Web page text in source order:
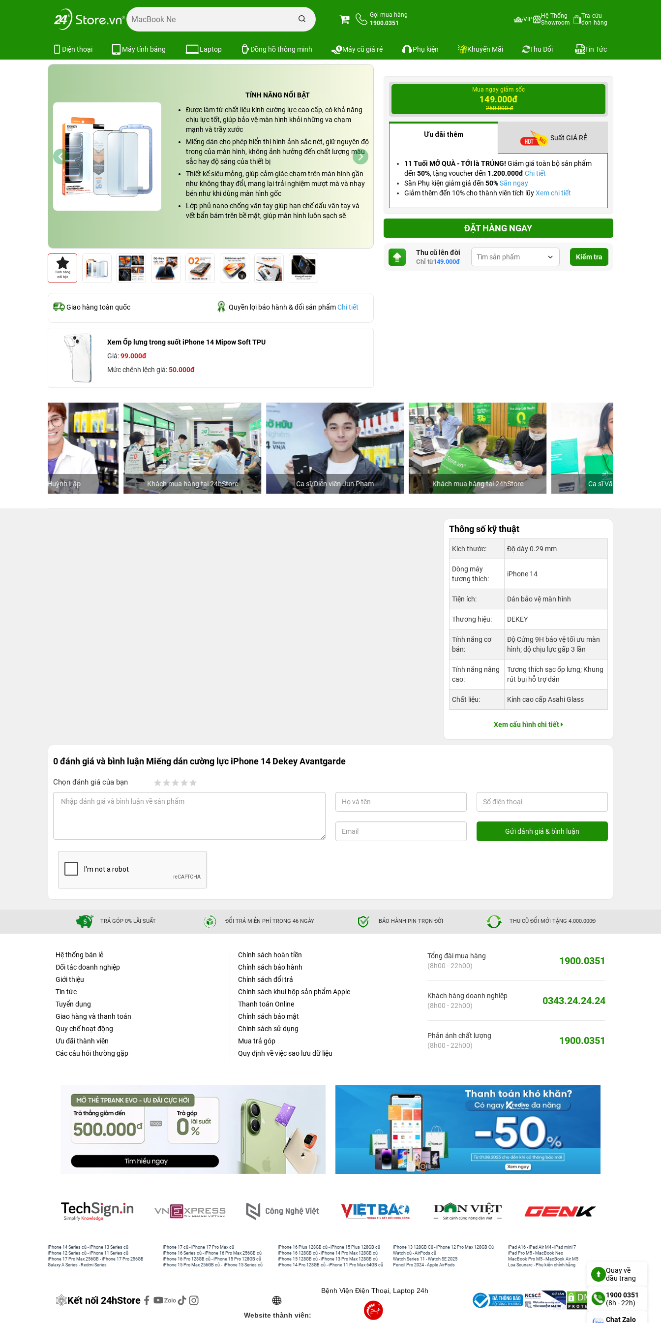
Gọi mua hàng
1900.0351
VIP
Hệ Thống
Showroom
Tra cứu
đơn hàng
Điện thoại Máy tính bảng Laptop Đồng hồ thông minh Máy cũ giá rẻ Phụ kiện Khuyến Mãi Thu Đổi Tin Tức
Trang chủ Dán cường lực Miếng dán cường lực iPhone 14 Dekey Avantgarde
TÍNH NĂNG NỔI BẬT
Được làm từ chất liệu kính cường lực cao cấp, có khả năng
chịu lực tốt, giúp bảo vệ màn hình khỏi những va chạm
mạnh và trầy xước
Miếng dán cho phép hiển thị hình ảnh sắc nét, giữ nguyên độ
trong của màn hình, không ảnh hưởng đến chất lượng màu
sắc hay độ sáng của thiết bị
Thiết kế siêu mỏng, giúp cảm giác chạm trên màn hình gần
như không thay đổi, mang lại trải nghiệm mượt mà và nhạy
bén như khi dùng màn hình gốc
Lớp phủ nano chống vân tay giúp hạn chế dấu vân tay và
vết bẩn bám trên bề mặt, giúp màn hình luôn sạch sẽ
Giao hàng toàn quốc Quyền lợi bảo hành & đổi sản phẩm Chi tiết
Xem Ốp lưng trong suốt iPhone 14 Mipow Soft TPU
Giá:99.000đ
Mức chênh lệch giá:50.000đ
Mua ngay giảm sốc
149.000đ
250.000 đ
Ưu đãi thêm Suất GIÁ RẺ
11 Tuổi MỞ QUÀ - TỚI là TRÚNG! Giảm giá toàn bộ sản phẩm
đến 50%, tặng voucher đến 1.200.000đ Chi tiết
Săn Phụ kiện giảm giá đến 50% Săn ngay
Giảm thêm đến 10% cho thành viên tích lũyXem chi tiết
ĐẶT HÀNG NGAY
Thu cũ lên đời
Chỉ từ149.000đ
Kiểm tra
Khách mua hàng tại 24hStore Ca sĩ/Diễn viên Jun Phạm Khách mua hàng tại 24hStore Ca sĩ Văn Mai Hương
Thông số kỹ thuật
Kích thước: Độ dày 0.29 mm
Dòng máy
tương thích:
iPhone 14
Tiện ích: Dán bảo vệ màn hình
Thương hiệu: DEKEY
Tính năng cơ
bản:
Độ Cứng 9H bảo vệ tối ưu màn
hình; độ chịu lực gấp 3 lần
Tính năng nâng
cao:
Tương thích sạc ốp lưng; Khung
rút bụi hỗ trợ dán
Chất liệu: Kính cao cấp Asahi Glass
Xem cấu hình chi tiết
0 đánh giá và bình luận Miếng dán cường lực iPhone 14 Dekey Avantgarde
Chọn đánh giá của bạn
TRẢ GÓP 0% LÃI SUẤT ĐỔI TRẢ MIỄN PHÍ TRONG 46 NGÀY BẢO HÀNH PIN TRỌN ĐỜI THU CŨ ĐỔI MỚI TẶNG 4.000.000Đ
Hệ thống bán lẻ
Đối tác doanh nghiệp
Giới thiệu
Tin tức
Tuyển dụng
Giao hàng và thanh toán
Quy chế hoạt động
Ưu đãi thành viên
Các câu hỏi thường gặp
Chính sách hoàn tiền
Chính sách bảo hành
Chính sách đổi trả
Chính sách khui hộp sản phẩm Apple
Thanh toán Online
Chính sách bảo mật
Chính sách sử dụng
Mua trả góp
Quy định về việc sao lưu dữ liệu
Tổng đài mua hàng
(8h00 - 22h00)
1900.0351
Khách hàng doanh nghiệp
(8h00 - 22h00)
0343.24.24.24
Phản ánh chất lượng
(8h00 - 22h00)
1900.0351
iPhone 14 Series cũ -iPhone 13 Series cũ
iPhone 12 Series cũ -iPhone 11 Series cũ
iPhone 17 Pro Max 256GB -iPhone 17 Pro 256GB
Galaxy A Series - Redmi Series
iPhone 17 cũ -iPhone 17 Pro Max cũ
iPhone 16 Series cũ - iPhone 16 Pro Max 256GB cũ
iPhone 16 Pro 128GB cũ -iPhone 15 Pro 128GB cũ
iPhone 15 Pro Max 256GB cũ - iPhone 15 Series cũ
iPhone 16 Plus 128GB cũ -iPhone 15 Plus 128GB cũ
iPhone 16 128GB cũ -iPhone 14 Pro Max 128GB cũ
iPhone 15 128GB cũ -iPhone 13 Pro Max 128GB cũ
iPhone 14 Pro 128GB cũ -iPhone 11 Pro Max 64GB cũ
iPhone 13 128GB Cũ -iPhone 12 Pro Max 128GB Cũ
Watch cũ -AirPods cũ
Watch Series 11 -Watch SE 2025
Pencil Pro 2024 -Apple AirPods
iPad A16 -iPad Air M4 -iPad mini 7
iPad Pro M5 - MacBook Neo
MacBook Pro M5 - MacBook Air M5
Loa Sounarc - Phụ kiện chính hãng
Kết nối 24hStore
Website thành viên:
Bệnh Viện Điện Thoại, Laptop 24h
Quay về
đầu trang
1900 0351
(8h - 22h)
Chat Zalo